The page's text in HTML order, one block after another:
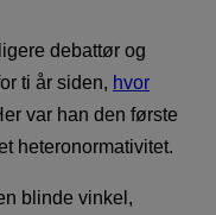
debattør og
ti år siden, hvor
var han den første
heteronormativitet.
blinde vinkel,